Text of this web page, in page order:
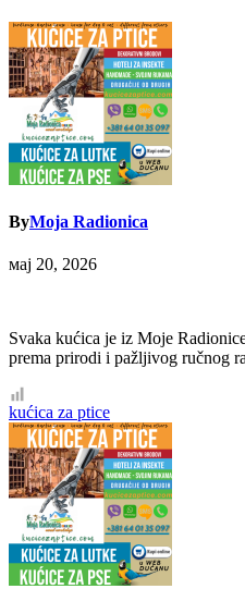
ByMoja Radionica
мај 20, 2026
Svaka kućica je iz Moje
prema prirodi i pažljivog ručnog
Кретање
чланка
kućica za ptice